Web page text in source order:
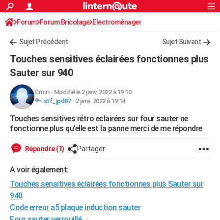
ACTUALITÉS
Politique
Société
Faits Divers
Education
Monde
Villes
+
Programme TV
TNTStreaming
Cinéma
Sorties cinéma
Musique
+FINANCE
Retraite
Impôts
Epargne
Immobilier
Risques naturels par ville
Banque
Assurance
Crédit
AUTO
Essais
Réserver un essai
Citadines
Berlines
SUV
Forum auto
HIGH-TECH
Mobiles
Meilleur smartphone
Internet
Ordinateurs
Jeux vidéo
Guide high-tech
+BRICOLAGE
Forum
Aménagement intérieur
Extérieur
Cuisine
Salle de bains
Jardinage
Rangement
WEEK-END
Guides de France
Escapades
Patrimoine
Expositions
Musées
Week-end nature
+LIFESTYLE
Art de vivre
Bien-être
Loisirs
Mode
Modes de vie
SANTE
Alimentation
Guide de la santé
Maladies
Médicaments
Sommeil
VOYAGE
S'inscrire
Connexion
Forum Forum Bricolage Electroménager
Sujet Précédent Sujet Suivant
Touches sensitives éclairées fonctionnes plus
Sauter sur 940
Cricri- Modifié le 2 janv. 2022 à 19:10
stf_jpd87- 2 janv. 2022 à 19:14
Touches sensitives rétro eclairées sur four sauter ne
fonctionne plus qu’elle est la panne merci de me répondre
Répondre (1) Partager
A voir également:
Touches sensitives éclairées fonctionnes plus Sauter sur
940
Code erreur a5 plaque induction sauter